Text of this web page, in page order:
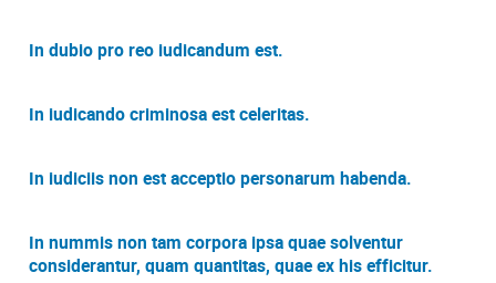
In dubio pro reo iudicandum est.
In iudicando criminosa est celeritas.
In iudiciis non est acceptio personarum habenda.
In nummis non tam corpora ipsa quae solventur
considerantur, quam quantitas, quae ex his efficitur.